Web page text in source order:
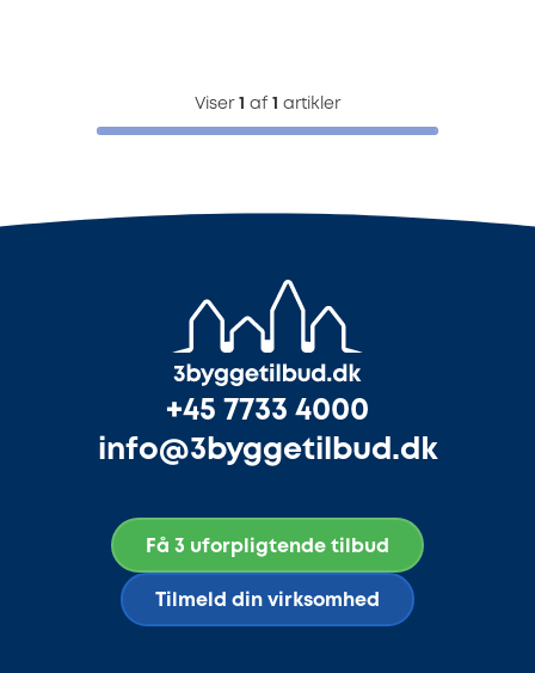
Viser 1 af 1 artikler
+45 7733 4000
info@3byggetilbud.dk
Få 3 uforpligtende tilbud
Tilmeld din virksomhed